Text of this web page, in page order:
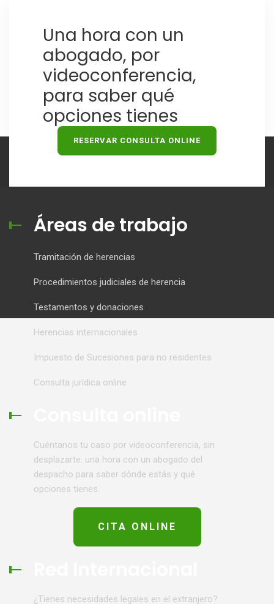
Una hora con un
abogado, por
videoconferencia,
para saber qué
opciones tienes
RESERVAR CONSULTA ONLINE
Áreas de trabajo
Tramitación de herencias
Procedimientos judiciales de herencia
Testamentos y donaciones
Herencias internacionales
Impuesto de Sucesiones para no residentes
Consulta jurídica online
Cuéntanos tu caso por videoconferencia, sin
desplazarte: una hora con un abogado del
despacho para saber dónde estás y qué
opciones tienes.
CITA ONLINE
¿Tienes necesidades legales en el extranjero?